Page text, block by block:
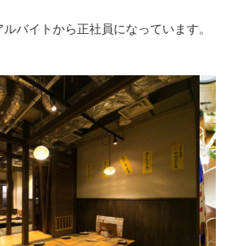
バイトから正社員になっています。